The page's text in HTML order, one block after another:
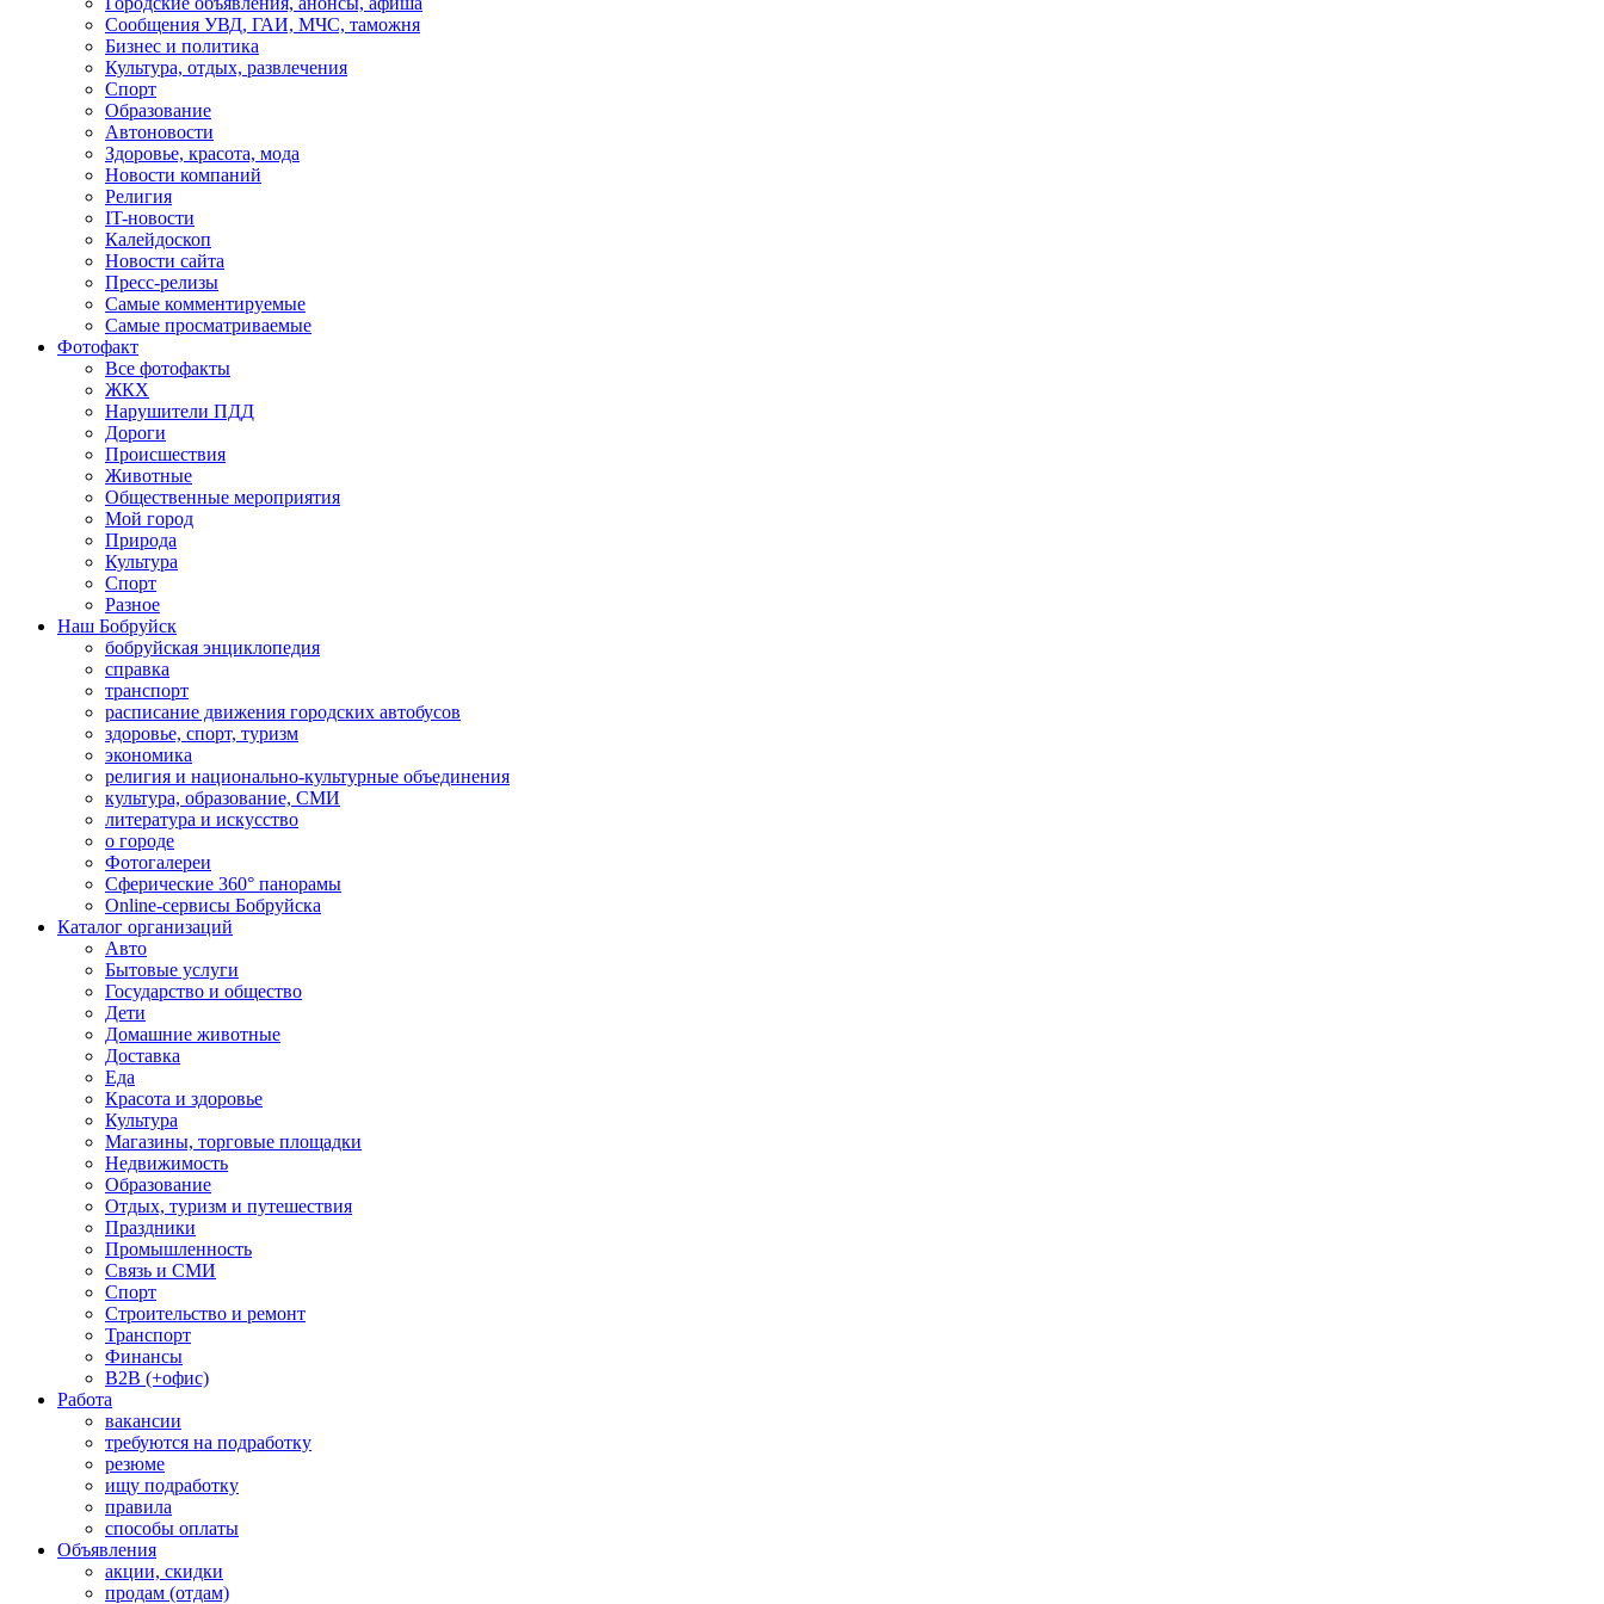
Сообщения УВД, ГАИ, МЧС, таможня
Бизнес и политика
Культура, отдых, развлечения
Спорт
Образование
Автоновости
Здоровье, красота, мода
Новости компаний
Религия
IT-новости
Калейдоскоп
Новости сайта
Пресс-релизы
Самые комментируемые
Самые просматриваемые
Фотофакт
Все фотофакты
ЖКХ
Нарушители ПДД
Дороги
Происшествия
Животные
Общественные мероприятия
Мой город
Природа
Культура
Спорт
Разное
Наш Бобруйск
бобруйская энциклопедия
справка
транспорт
расписание движения городских автобусов
здоровье, спорт, туризм
экономика
религия и национально-культурные объединения
культура, образование, СМИ
литература и искусство
о городе
Фотогалереи
Сферические 360° панорамы
Online-сервисы Бобруйска
Каталог организаций
Авто
Бытовые услуги
Государство и общество
Дети
Домашние животные
Доставка
Еда
Красота и здоровье
Культура
Магазины, торговые площадки
Недвижимость
Образование
Отдых, туризм и путешествия
Праздники
Промышленность
Связь и СМИ
Спорт
Строительство и ремонт
Транспорт
Финансы
B2B (+офис)
Работа
вакансии
требуются на подработку
резюме
ищу подработку
правила
способы оплаты
Объявления
акции, скидки
продам (отдам)